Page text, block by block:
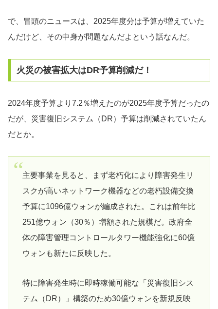
で、冒頭のニュースは、2025年度分は予算が増えていた
んだけど、その中身が問題なんだよという話なんだ。
火災の被害拡大はDR予算削減だ！
2024年度予算より7.2％増えたのが2025年度予算だったの
だが、災害復旧システム（DR）予算は削減されていたん
だとか。
主要事業を見ると、まず老朽化により障害発生リ
スクが高いネットワーク機器などの老朽設備交換
予算に1096億ウォンが編成された。これは前年比
251億ウォン（30％）増額された規模だ。政府全
体の障害管理コントロールタワー機能強化に60億
ウォンも新たに反映した。
特に障害発生時に即時稼働可能な「災害復旧シス
テム（DR）」構築のため30億ウォンを新規反映